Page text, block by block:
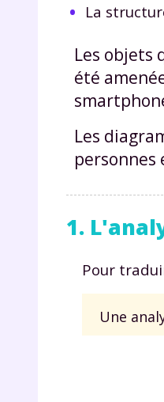
La
Les objets
été
Les
personnes
1.
Pour
Une